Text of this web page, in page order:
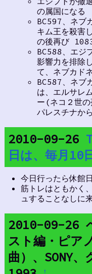
の属国になる
BC597、ネブ
キム王を殺害
の後再び
BC588、エジ
影響力を排除
て、ネブカド
BC587、ネブ
は、エルサレ
ー(ネコ２世
パレスチナか
2010-09-26
日は、毎月10
今日行ったら休館
筋トレはともかく
ュすることなしに
2010-09-26
スト編・ピア
曲）、SONY、
†